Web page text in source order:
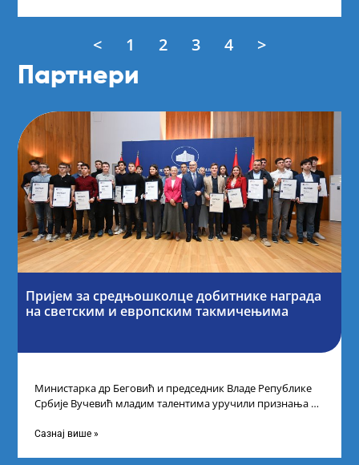
< 1 2 3 4 >
Партнери
Пријем за средњошколце добитнике награда
на светским и европским такмичењима
Министарка др Беговић и председник Владе Републике
Србије Вучевић младим талентима уручили признања У
Сазнај више »